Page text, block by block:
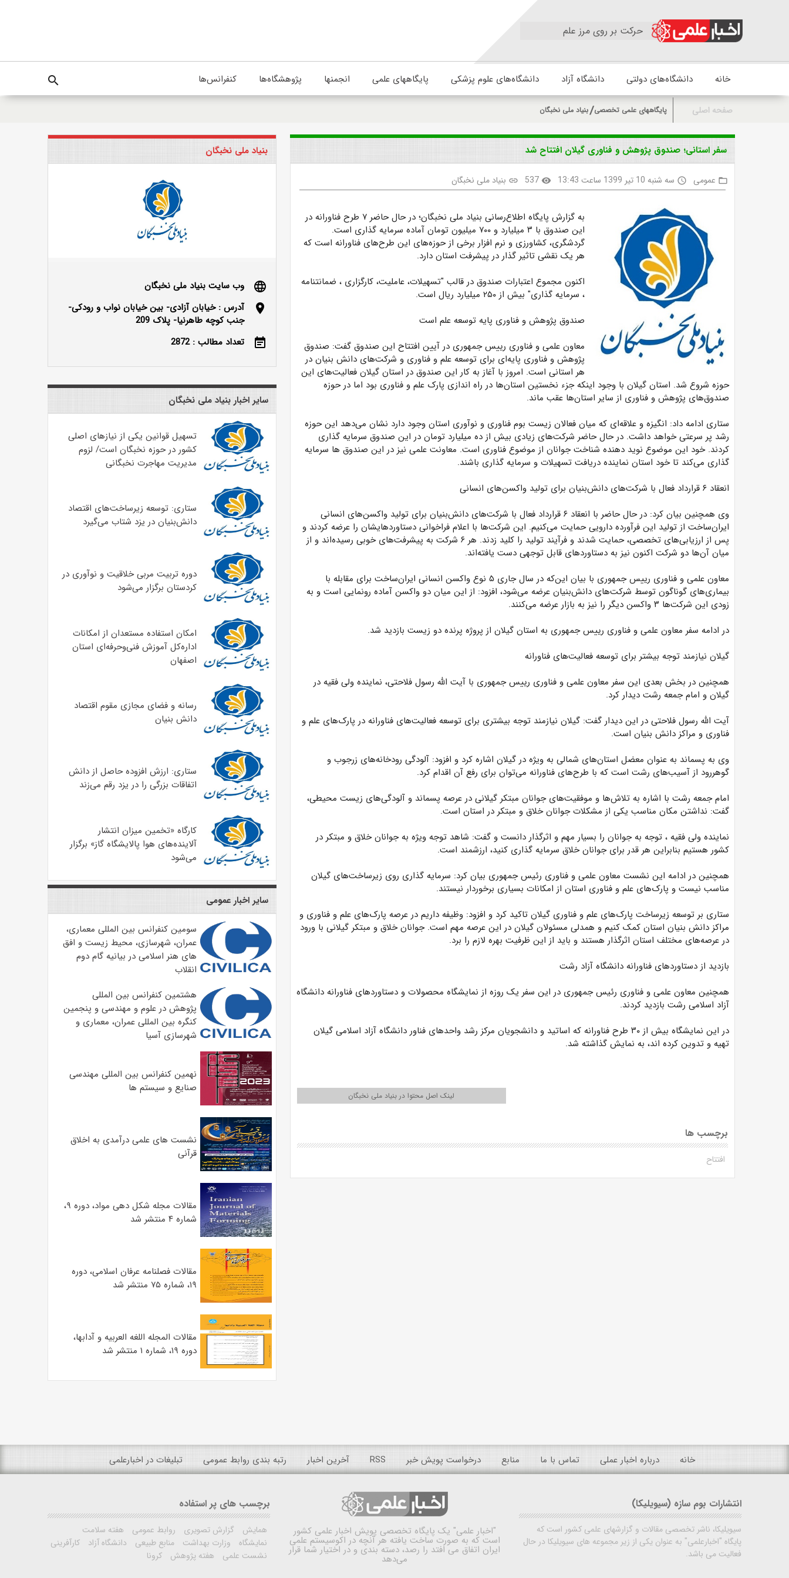
حرکت بر روی مرز علم
خانه دانشگاه‌های دولتی دانشگاه آزاد دانشگاه‌های علوم پزشکی پایگاههای علمی انجمنها پژوهشگاه‌ها کنفرانس‌ها search
صفحه اصلی پایگاههای علمی تخصصی بنیاد ملی نخبگان
سفر استانی؛ صندوق پژوهش و فناوری گیلان افتتاح شد
folder_open عمومی access_time سه شنبه 10 تیر 1399 ساعت 13:43 visibility
537
link بنیاد ملی نخبگان
به گزارش پایگاه اطلاع‌رسانی بنیاد ملی نخبگان؛
در حال حاضر ۷ طرح فناورانه در
این صندوق با ۳ میلیارد و ۷۰۰ میلیون تومان آماده سرمایه گذاری است.
گردشگری، کشاورزی و نرم افزار برخی از حوزه‌های این طرح‌های فناورانه است که
هر یک نقشی تاثیر گذار در پیشرفت استان دارد.
اکنون مجموع اعتبارات صندوق در قالب "تسهیلات، عاملیت، کارگزاری ، ضمانتنامه
، سرمایه گذاری" بیش از ۲۵۰ میلیارد ریال است.
صندوق پژوهش و فناوری پایه‌ توسعه علم است
معاون علمی و فناوری رییس جمهوری در آیین افتتاح این صندوق گفت: صندوق
پژوهش و فناوری پایه‌ای برای توسعه علم و فناوری و شرکت‌های دانش بنیان در
هر استانی است. امروز با آغاز به کار این صندوق در استان گیلان فعالیت‌های این
حوزه شروع شد. استان گیلان با وجود اینکه جزء نخستین استان‌ها در راه اندازی پارک علم و فناوری بود اما در حوزه
صندوق‌های پژوهش و فناوری از سایر استان‌ها عقب ماند.
ستاری ادامه داد: انگیزه و علاقه‌ای که میان فعالان زیست بوم فناوری و نوآوری استان وجود دارد نشان می‌دهد این حوزه
رشد پر سرعتی خواهد داشت. در حال حاضر شرکت‌های زیادی بیش از ده میلیارد تومان در این صندوق سرمایه گذاری
کردند. خود این موضوع نوید دهنده شناخت جوانان از موضوع فناوری است. معاونت علمی نیز در این صندوق ها سرمایه
گذاری می‌کند تا خود استان نماینده دریافت تسهیلات و سرمایه گذاری باشند.
انعقاد ۶ قرارداد فعال با شرکت‌های دانش‌بنیان برای تولید واکسن‌های انسانی
وی همچنین بیان کرد: در حال حاضر با انعقاد ۶ قرارداد فعال با شرکت‌های دانش‌بنیان برای تولید واکسن‌های انسانی
ایران‌ساخت از تولید این فرآورده دارویی حمایت می‌کنیم. این شرکت‌ها با اعلام فراخوانی دستاوردهایشان را عرضه کردند و
پس از ارزیابی‌های تخصصی، حمایت شدند و فرآیند تولید را کلید زدند. هر ۶ شرکت به پیشرفت‌های خوبی رسیده‌اند و از
میان آن‌ها دو شرکت اکنون نیز به دستاوردهای قابل توجهی دست یافته‌اند.
معاون علمی و فناوری رییس جمهوری با بیان این‌که در سال جاری ۵ نوع واکسن انسانی ایران‌ساخت برای مقابله با
بیماری‌های گوناگون توسط شرکت‌های دانش‌بنیان عرضه می‌شود، افزود: از این میان دو واکسن آماده رونمایی است و به
زودی این شرکت‌ها ۳ واکسن دیگر را نیز به بازار عرضه می‌کنند.
در ادامه سفر معاون علمی و فناوری رییس جمهوری به استان گیلان از پروژه پرنده دو زیست بازدید شد.
گیلان نیازمند توجه بیشتر برای توسعه فعالیت‌های فناورانه
همچنین در بخش بعدی این سفر معاون علمی و فناوری رییس جمهوری با آیت الله رسول فلاحتی، نماینده ولی فقیه در
گیلان و امام جمعه رشت دیدار کرد.
آیت الله رسول فلاحتی در این دیدار گفت: گیلان نیازمند توجه بیشتری برای توسعه فعالیت‌های فناورانه در پارک‌های علم و
فناوری و مراکز دانش بنیان است.
وی به پسماند به عنوان معضل استان‌های شمالی به ویژه در گیلان اشاره کرد و افزود: آلودگی رودخانه‌های زرجوب و
گوهررود از آسیب‌های رشت است که با طرح‌های فناورانه می‌توان برای رفع آن اقدام کرد.
امام جمعه رشت با اشاره به تلاش‌ها و موفقیت‌های جوانان مبتکر گیلانی در عرصه پسماند و آلودگی‌های زیست محیطی،
گفت: نداشتن مکان مناسب یکی از مشکلات جوانان خلاق و مبتکر در استان است.
نماینده ولی فقیه ، توجه به جوانان را بسیار مهم و اثرگذار دانست و گفت: شاهد توجه ویژه به جوانان خلاق و مبتکر در
کشور هستیم بنابراین هر قدر برای جوانان خلاق سرمایه گذاری کنید، ارزشمند است.
همچنین در ادامه این نشست معاون علمی و فناوری رئیس جمهوری بیان کرد: سرمایه گذاری روی زیرساخت‌های گیلان
مناسب نیست و پارک‌های علم و فناوری استان از امکانات بسیاری برخوردار نیستند.
ستاری بر توسعه زیرساخت پارک‌های علم و فناوری گیلان تاکید کرد و افزود: وظیفه داریم در عرصه پارک‌های علم و فناوری و
مراکز دانش بنیان استان کمک کنیم و همدلی مسئولان گیلان در این عرصه مهم است. جوانان خلاق و مبتکر گیلانی با ورود
در عرصه‌های مختلف استان اثرگذار هستند و باید از این ظرفیت بهره لازم را برد.
بازدید از دستاوردهای فناورانه دانشگاه آزاد رشت
همچنین معاون علمی و فناوری رئیس جمهوری در این سفر یک روزه از نمایشگاه محصولات و دستاورد‌های فناورانه دانشگاه
آزاد اسلامی رشت بازدید کردند.
در این نمایشگاه بیش از ۳۰ طرح فناورانه که اساتید و دانشجویان مرکز رشد واحد‌های فناور دانشگاه آزاد اسلامی گیلان
تهیه و تدوین کرده اند، به نمایش گذاشته شد.
لینک اصل محتوا در بنیاد ملی نخبگان
برچسب ها
افتتاح
بنیاد ملی نخبگان
language
وب سایت بنیاد ملی نخبگان
location_on
آدرس : خیابان آزادی- بین خیابان نواب و رودکی-
جنب کوچه طاهرنیا- پلاک 209
event_note
تعداد مطالب : 2872
سایر اخبار بنیاد ملی نخبگان
تسهیل قوانین یکی از نیازهای اصلی
کشور در حوزه نخبگان است/ لزوم
مدیریت مهاجرت نخبگانی
ستاری: توسعه زیرساخت‌های اقتصاد
دانش‌‌بنیان در یزد شتاب می‌گیرد
دوره تربیت مربی خلاقیت و نوآوری در
کردستان برگزار می‌شود
امکان استفاده مستعدان‌ از امکانات
اداره‌کل آموزش فنی‌وحرفه‌ای استان
اصفهان
رسانه و فضای مجازی مقوم اقتصاد
دانش بنیان
ستاری: ارزش افزوده حاصل از دانش
اتفاقات بزرگی را در یزد رقم می‌زند
کارگاه «تخمین میزان انتشار
آلاینده‌های هوا پالایشگاه گاز»​ برگزار
می‌شود
سایر اخبار عمومی
سومین کنفرانس بین المللی معماری،
عمران، شهرسازی، محیط زیست و افق
های هنر اسلامی در بیانیه گام دوم
انقلاب
هشتمین کنفرانس بین المللی
پژوهش در علوم و مهندسی و پنجمین
کنگره بین المللی عمران، معماری و
شهرسازی آسیا
نهمین کنفرانس بین المللی مهندسی
صنایع و سیستم­ ها
نشست های علمی درآمدی به اخلاق
قرآنی
مقالات مجله شکل دهی مواد، دوره ۹،
شماره ۴ منتشر شد
مقالات فصلنامه عرفان اسلامی، دوره
۱۹، شماره ۷۵ منتشر شد
مقالات المجله اللغه العربیه و آدابها،
دوره ۱۹، شماره ۱ منتشر شد
خانه درباره اخبار عملی تماس با ما منابع درخواست پویش خبر RSS آخرین اخبار رتبه بندی روابط عمومی تبلیغات در اخبارعلمی
انتشارات بوم سازه (سیویلیکا)
سیویلیکا، ناشر تخصصی مقالات و گزارشهای علمی کشور است که
پایگاه "اخبارعلمی" به عنوان یکی از زیر مجموعه های سیویلیکا در حال
فعالیت می باشد.
"اخبار علمی" یک پایگاه تخصصی پویش اخبار علمی کشور
است که به صورت ساخت یافته هر آنچه در اکوسیستم علمی
ایران اتفاق می افتد را رصد، دسته بندی و در اختیار شما قرار
می‌دهد
برچسب های پر استفاده
همایش گزارش تصویری روابط عمومی
هفته سلامت
نمایشگاه
وزارت بهداشت منابع طبیعی دانشگاه آزاد
کارآفرینی
نشست علمی
هفته پژوهش کرونا